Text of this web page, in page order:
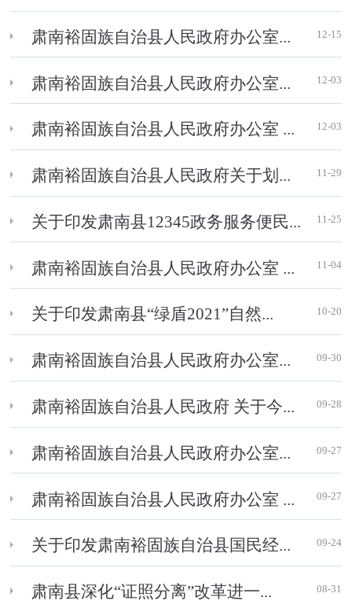
肃南裕固族自治县人民政府办公室... 12-15
肃南裕固族自治县人民政府办公室... 12-03
肃南裕固族自治县人民政府办公室 ... 12-03
肃南裕固族自治县人民政府关于划... 11-29
关于印发肃南县12345政务服务便民... 11-25
肃南裕固族自治县人民政府办公室 ... 11-04
关于印发肃南县“绿盾2021”自然... 10-20
肃南裕固族自治县人民政府办公室... 09-30
肃南裕固族自治县人民政府 关于今... 09-28
肃南裕固族自治县人民政府办公室... 09-27
肃南裕固族自治县人民政府办公室 ... 09-27
关于印发肃南裕固族自治县国民经... 09-24
肃南县深化“证照分离”改革进一... 08-31